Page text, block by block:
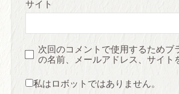
サイト
次回のコメントで使用するためブ
の名前、メールアドレス、サイト
私はロボットではありません。